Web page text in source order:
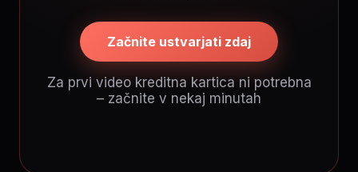
Začnite ustvarjati zdaj
Za prvi video kreditna kartica ni potrebna
– začnite v nekaj minutah